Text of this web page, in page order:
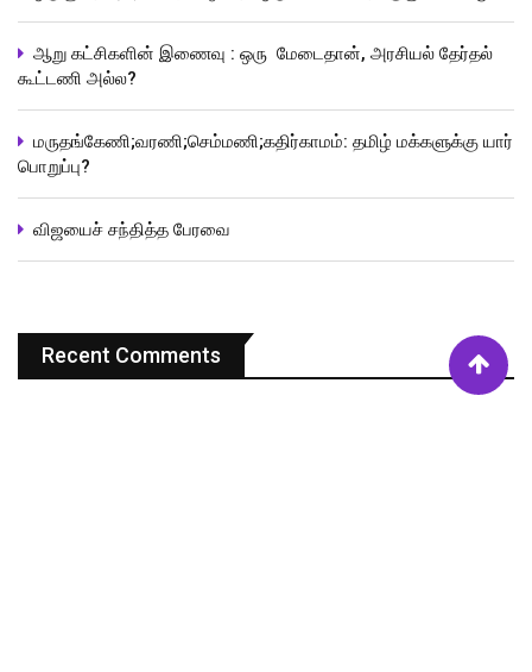
ஆறு கட்சிகளின் இணைவு : ஒரு மேடைதான், அரசியல் தேர்தல்
கூட்டணி அல்ல?
மருதங்கேணி;வரணி;செம்மணி;கதிர்காமம்: தமிழ் மக்களுக்கு யார்
பொறுப்பு?
விஜயைச் சந்தித்த பேரவை
Recent Comments